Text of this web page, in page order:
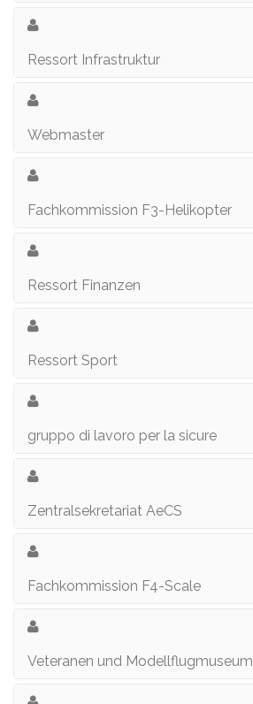
Ressort Infrastruktur
Webmaster
Fachkommission F3-Helikopter
Ressort Finanzen
Ressort Sport
gruppo di lavoro per la sicure
Zentralsekretariat AeCS
Fachkommission F4-Scale
Veteranen und Modellflugmuseum